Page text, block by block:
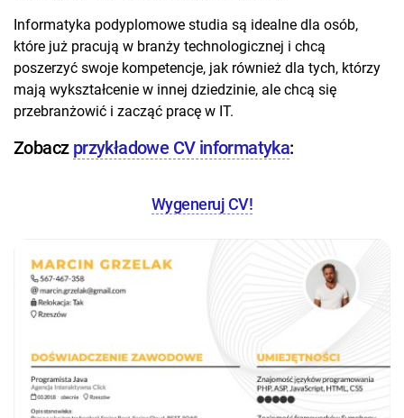
Informatyka podyplomowe studia są idealne dla osób,
które już pracują w branży technologicznej i chcą
poszerzyć swoje kompetencje, jak również dla tych, którzy
mają wykształcenie w innej dziedzinie, ale chcą się
przebranżowić i zacząć pracę w IT.
Zobacz przykładowe CV informatyka:
Wygeneruj CV!